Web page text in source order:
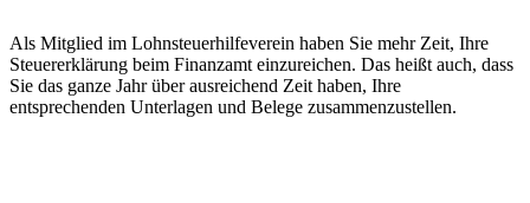
Als Mitglied im Lohnsteuerhilfeverein haben Sie mehr Zeit, Ihre
Steuererklärung beim Finanzamt einzureichen. Das heißt auch, dass
Sie das ganze Jahr über ausreichend Zeit haben, Ihre
entsprechenden Unterlagen und Belege zusammenzustellen.